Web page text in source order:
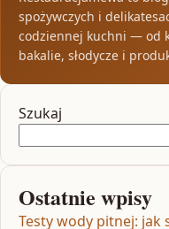
spożywczych i
codziennej kuchni — od
bakalie, słodycze i
Szukaj
Ostatnie wpisy
Testy wody pitnej: jak